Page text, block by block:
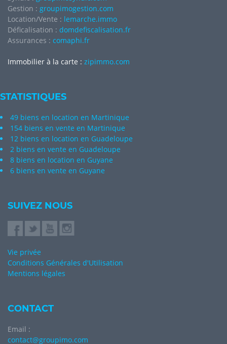
Gestion : groupimogestion.com
Location/Vente : lemarche.immo
Déficalisation : domdefiscalisation.fr
Assurances : comaphi.fr
Immobilier à la carte : zipimmo.com
STATISTIQUES
49 biens en location en Martinique
154 biens en vente en Martinique
12 biens en location en Guadeloupe
2 biens en vente en Guadeloupe
8 biens en location en Guyane
6 biens en vente en Guyane
SUIVEZ NOUS
Vie privée
Conditions Générales d'Utilisation
Mentions légales
CONTACT
Email :
contact@groupimo.com